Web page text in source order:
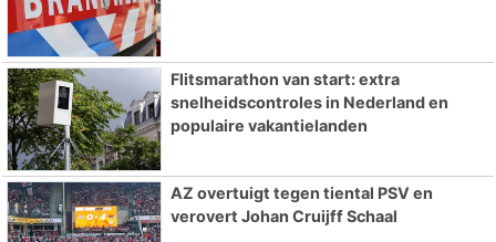
Flitsmarathon van start: extra
snelheidscontroles in Nederland en
populaire vakantielanden
AZ overtuigt tegen tiental PSV en
verovert Johan Cruijff Schaal